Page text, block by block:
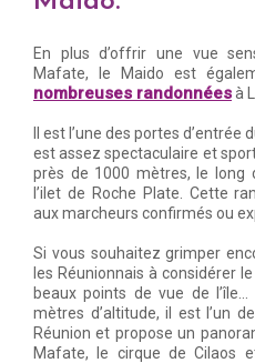
En plus d’offrir une vue
Mafate, le Maido est
nombreuses randonnéesà
Il est l’une des portes
est assez spectaculaire et
près de 1000 mètres, le long
l’ilet de Roche Plate. Cette
aux marcheurs confirmés ou
Si vous souhaitez grimper
les Réunionnais à considérer
beaux points de vue de
mètres d’altitude, il est l’un
Réunion et propose un
Mafate, le cirque de Cilaos